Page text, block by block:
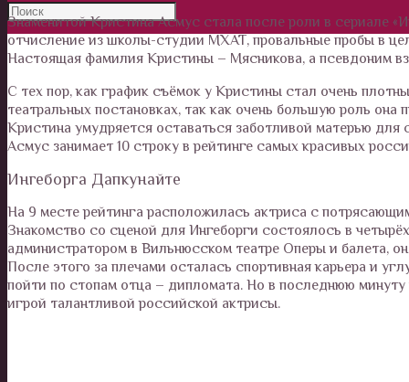
Знаменитой Кристина Асмус стала после роли в сериале
отчисление из школы-студии МХАТ, провальные пробы в
Настоящая фамилия Кристины – Мясникова, а псевдоним
С тех пор, как график съёмок у Кристины стал очень
театральных постановках, так как очень большую роль
Кристина умудряется оставаться заботливой матерью
Асмус занимает 10 строку в рейтинге самых красивых
Ингеборга Дапкунайте
На 9 месте рейтинга расположилась актриса с
Знакомство со сценой для Ингеборги состоялось в
администратором в Вильнюсском театре Оперы и балета,
После этого за плечами осталась спортивная карьера и
пойти по стопам отца – дипломата. Но в последнюю
игрой талантливой российской актрисы.